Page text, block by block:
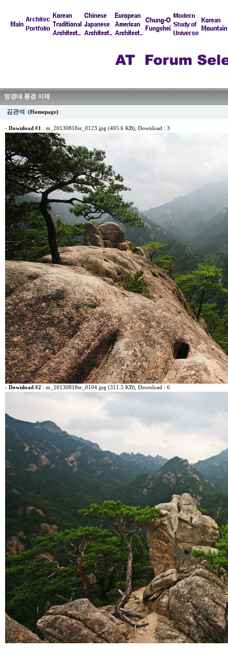
망경대 풍경 이제
김관석 (Homepage)
- Download #1 : m_20130818sr_0123.jpg (405.6 KB) , Download : 3
- Download #2 : m_20130818sr_0104.jpg (311.5 KB), Download : 6